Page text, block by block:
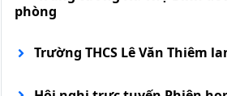
phòng
Trường THCS Lê Văn Thiêm